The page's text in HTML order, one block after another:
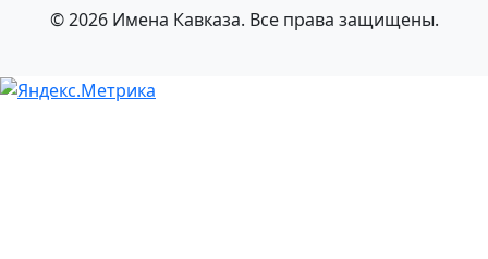
© 2026 Имена Кавказа. Все права защищены.